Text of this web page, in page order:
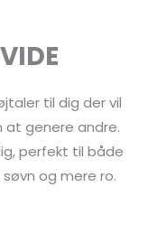
til dig der vil
at genere andre.
perfekt til både
og mere ro.